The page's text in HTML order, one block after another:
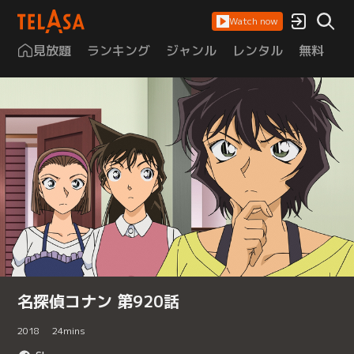
Watch now
見放題 ランキング ジャンル レンタル 無料
名探偵コナン 第920話
2018 24mins